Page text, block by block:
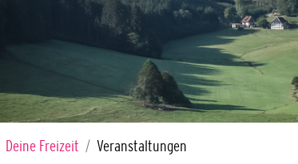
Deine Freizeit Veranstaltungen